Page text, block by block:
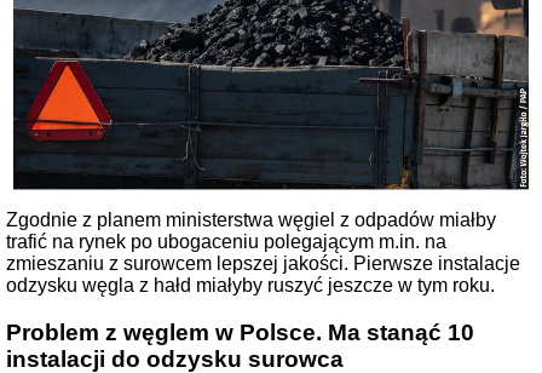
Zgodnie z planem ministerstwa węgiel z odpadów miałby
trafić na rynek po ubogaceniu polegającym m.in. na
zmieszaniu z surowcem lepszej jakości. Pierwsze instalacje
odzysku węgla z hałd miałyby ruszyć jeszcze w tym roku.
Problem z węglem w Polsce. Ma stanąć 10
instalacji do odzysku surowca